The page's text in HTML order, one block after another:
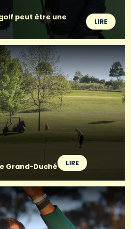
peut être une
LIRE
Grand-Duché
LIRE